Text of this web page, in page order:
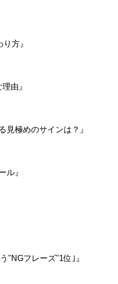
方』
由』
極めのサインは？』
ル』
"NGフレーズ"1位｣』